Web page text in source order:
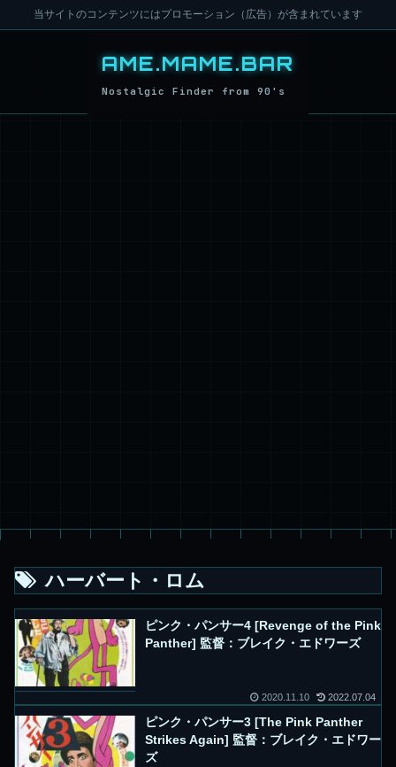
当サイトのコンテンツにはプロモーション（広告）が含まれています
ハーバート・ロム
ピンク・パンサー4 [Revenge of the Pink
Panther] 監督：ブレイク・エドワーズ
2020.11.10 2022.07.04
ピンク・パンサー3 [The Pink Panther
Strikes Again] 監督：ブレイク・エドワー
ズ